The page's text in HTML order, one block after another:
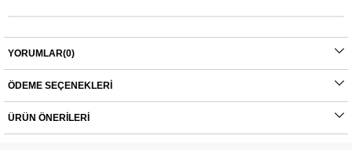
YORUMLAR(0)
ÖDEME SEÇENEKLERI
ÜRÜN ÖNERILERI